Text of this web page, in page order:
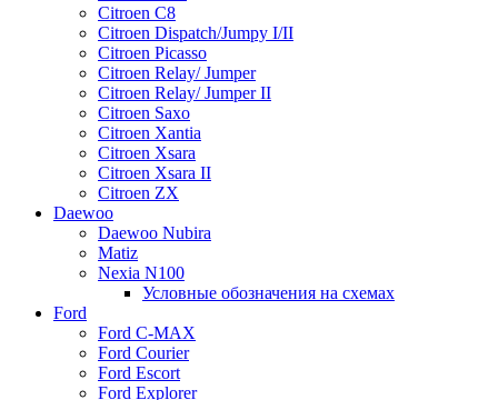
Citroen C8
Citroen Dispatch/Jumpy I/II
Citroen Picasso
Citroen Relay/ Jumper
Citroen Relay/ Jumper II
Citroen Saxo
Citroen Xantia
Citroen Xsara
Citroen Xsara II
Citroen ZX
Daewoo
Daewoo Nubira
Matiz
Nexia N100
Условные обозначения на схемах
Ford
Ford C-MAX
Ford Courier
Ford Escort
Ford Explorer